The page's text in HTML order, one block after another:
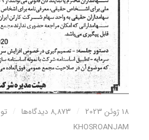
18 ژوئن 2023 8,873 دیدگاه‌ها
KHOSROANJAM